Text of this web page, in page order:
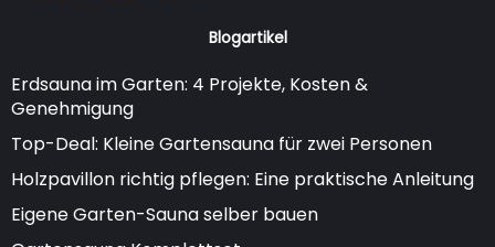
Blogartikel
Erdsauna im Garten: 4 Projekte, Kosten &
Genehmigung
Top-Deal: Kleine Gartensauna für zwei Personen
Holzpavillon richtig pflegen: Eine praktische Anleitung
Eigene Garten-Sauna selber bauen